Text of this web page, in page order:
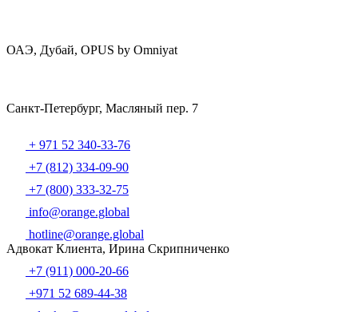
ОАЭ, Дубай, OPUS by Omniyat
Санкт-Петербург, Масляный пер. 7
+ 971 52 340-33-76
+7 (812) 334-09-90
+7 (800) 333-32-75
info@orange.global
hotline@orange.global
Адвокат Клиента, Ирина Скрипниченко
+7 (911) 000-20-66
+971 52 689-44-38